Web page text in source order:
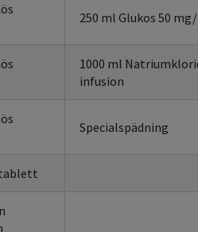
250 ml Glukos 50
1000 ml
infusion
Specialspädning